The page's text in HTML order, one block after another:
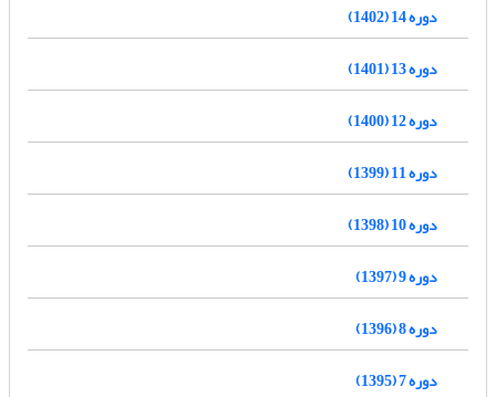
دوره 14 (1402)
دوره 13 (1401)
دوره 12 (1400)
دوره 11 (1399)
دوره 10 (1398)
دوره 9 (1397)
دوره 8 (1396)
دوره 7 (1395)